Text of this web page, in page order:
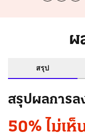
ผ
สรุป
สรุปผลการล
50% ไม่เห็